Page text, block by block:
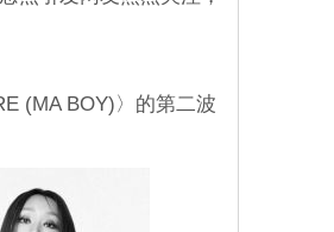
(MA BOY)〉的第二波